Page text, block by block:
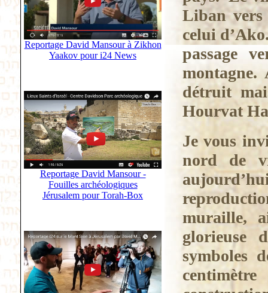
Reportage David Mansour à Zikhon
Yaakov pour i24 News
Reportage David Mansour -
Fouilles archéologiques
Jérusalem pour Torah-Box
Liban vers
celui
passage
détruit
Hourvat
Je vous
nord de
muraille,
glorieuse
symboles